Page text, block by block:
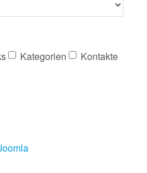
Kategorien
Kontakte